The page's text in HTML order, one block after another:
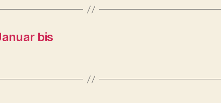
bis